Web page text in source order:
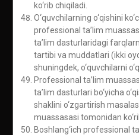
ko‘rib chiqiladi.
O‘quvchilarning o‘qishini
professional ta’lim
ta’lim dasturlaridagi
tartibi va muddatlari (ikki
shuningdek, o‘quvchilarni
Professional ta’lim
ta’lim dasturlari bo‘yicha
shaklini o‘zgartirish
muassasasi tomonidan
Boshlang‘ich professional